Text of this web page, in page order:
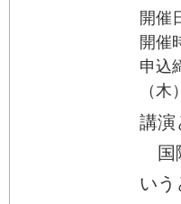
開催
開催
申込
（木）
講演
国
いう